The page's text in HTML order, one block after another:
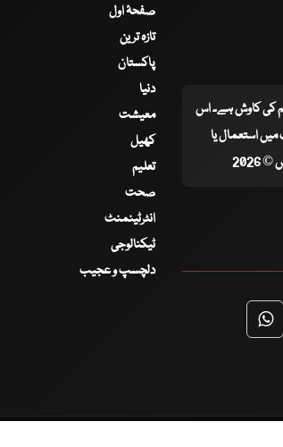
ٹیم کی کاوش ہے۔ اس
استعمال یا
صفحۂ اول
تازہ ترین
پاکستان
دنیا
معیشت
کھیل
تعلیم
صحت
انٹرٹینمنٹ
ٹیکنالوجی
دلچسپ و عجیب